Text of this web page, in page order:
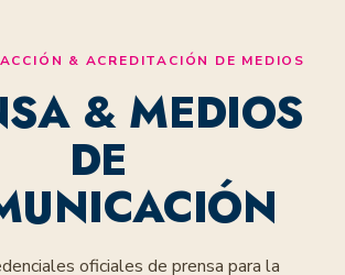
& ACREDITACIÓN DE MEDIOS
& MEDIOS
DE
oficiales de prensa para la